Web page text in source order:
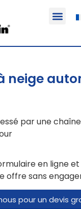
neige
par une
en ligne
offre sans
pour un devis